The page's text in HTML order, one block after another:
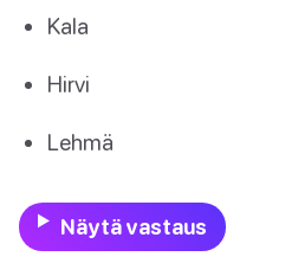
Kala
Hirvi
Lehmä
Näytä vastaus